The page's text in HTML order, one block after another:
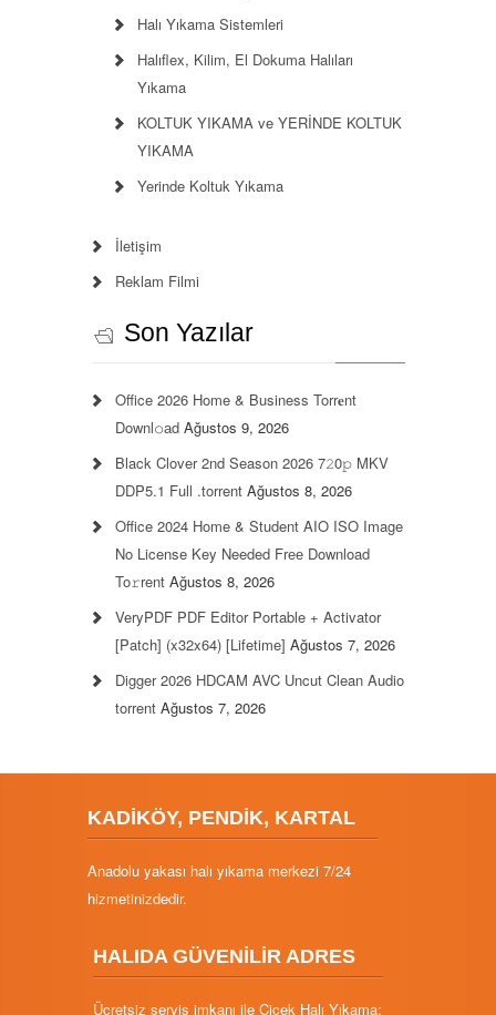
Halı Yıkama Sistemleri
Halıflex, Kilim, El Dokuma Halıları
Yıkama
KOLTUK YIKAMA ve YERİNDE KOLTUK
YIKAMA
Yerinde Koltuk Yıkama
İletişim
Reklam Filmi
Son Yazılar
Office 2026 Home & Business Torr𝐞nt
Downl𝚘аd Ağustos 9, 2026
Black Clover 2nd Season 2026 7𝟸0𝚙 MKV
DDP5.1 Full .torrent Ağustos 8, 2026
Office 2024 Home & Student AIO ISO Image
No License Key Needed Frее Download
To𝚛rent Ağustos 8, 2026
VeryPDF PDF Editor Portable + Activator
[Patch] (x32x64) [Lifetime] Ağustos 7, 2026
Digger 2026 HDCAM AVC Uncut Clean Audio
torrent Ağustos 7, 2026
KADİKÖY, PENDİK, KARTAL
Anadolu yakası halı yıkama merkezi 7/24
hizmetinizdedir.
HALIDA GÜVENİLİR ADRES
Ücretsiz servis imkanı ile Çiçek Halı Yıkama;